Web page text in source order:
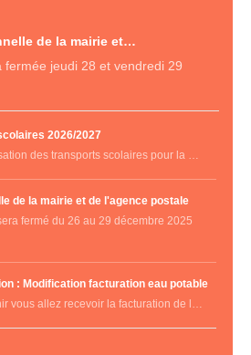
de la mairie et…
fermée jeudi 28 et vendredi 29
2026/2027
des transports scolaires pour la …
de la mairie et de l'agence postale
fermé du 26 au 29 décembre 2025
: Modification facturation eau potable
vous allez recevoir la facturation de l…